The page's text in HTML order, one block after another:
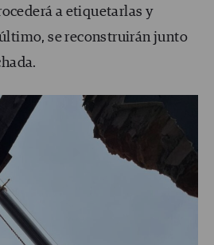
a etiquetarlas y
se reconstruirán junto